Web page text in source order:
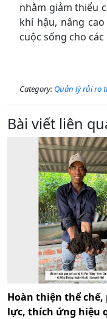
nhằm giảm thiểu
khí hậu, nâng
cuộc sống cho các
Category: Quản lý rủi ro
Bài viết liên
Hoàn thiện thể
lực, thích ứng hiệu